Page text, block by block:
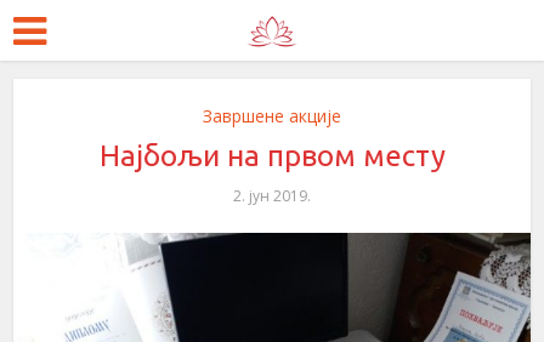
Завршене акције
Најбољи на првом месту
2. јун 2019.